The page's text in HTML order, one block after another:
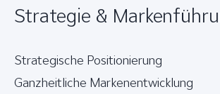
Strategie &
Strategische Positionierung
Ganzheitliche Markenentwicklung